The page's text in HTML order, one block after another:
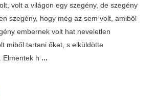
volt a világon egy szegény, de szegény
szegény, hogy még az sem volt, amiből
embernek volt hat neveletlen
miből tartani őket, s elküldötte
Elmentek h ...